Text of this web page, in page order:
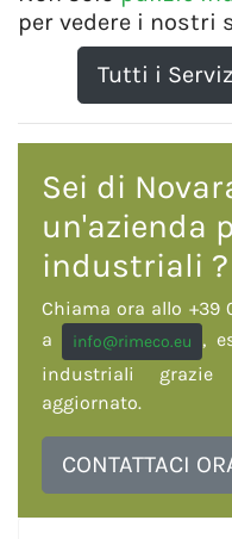
per vedere i nostri
Tutti i
Sei di
un'azienda
industriali ?
Chiama ora allo +39
a
info@rimeco.eu
,
industriali
aggiornato.
CONTATTACI